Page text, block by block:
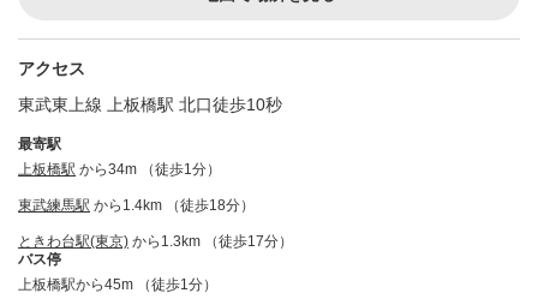
アクセス
東武東上線 上板橋駅 北口徒歩10秒
最寄駅
上板橋駅 から34m （徒歩1分）
東武練馬駅 から1.4km （徒歩18分）
ときわ台駅(東京) から1.3km （徒歩17分）
バス停
上板橋駅から45m （徒歩1分）